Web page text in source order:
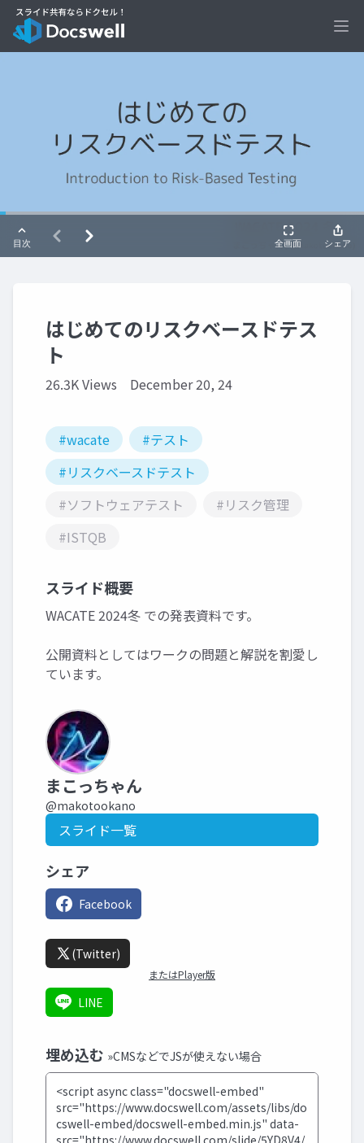
はじめてのリスクベースドテス
ト
26.3K Views December 20, 24
#wacate
#テスト
#リスクベースドテスト
#ソフトウェアテスト
#リスク管理
#ISTQB
スライド概要
WACATE 2024冬 での発表資料です。
公開資料としてはワークの問題と解説を割愛し
ています。
まこっちゃん
@makotookano
スライド一覧
シェア
Facebook
(Twitter)
またはPlayer版
LINE
埋め込む »CMSなどでJSが使えない場合